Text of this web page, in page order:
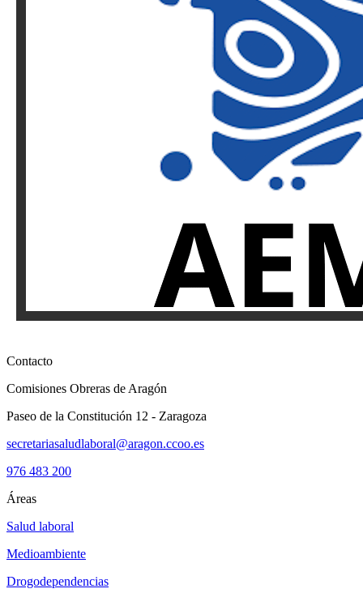
Contacto
Comisiones Obreras de Aragón
Paseo de la Constitución 12 - Zaragoza
secretariasaludlaboral@aragon.ccoo.es
976 483 200
Áreas
Salud laboral
Medioambiente
Drogodependencias